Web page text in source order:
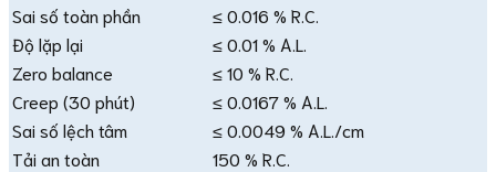
Sai số toàn phần
≤ 0.016 % R.C.
Độ lặp lại
≤ 0.01 % A.L.
Zero balance
≤ 10 % R.C.
Creep (30 phút)
≤ 0.0167 % A.L.
Sai số lệch tâm
≤ 0.0049 % A.L./cm
Tải an toàn
150 % R.C.